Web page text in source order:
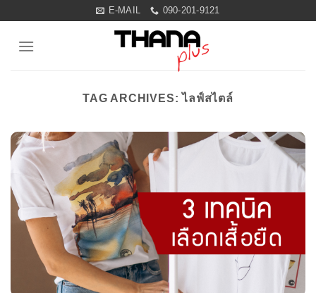
content
E-MAIL 090-201-9121
TAG ARCHIVES:ไลฟ์สไตล์